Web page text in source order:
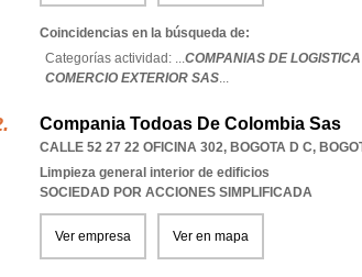
Coincidencias en la búsqueda de:
Categorías actividad: ...COMPANIAS DE
COMERCIO EXTERIOR SAS...
Compania Todoas De Colombia Sas
CALLE 52 27 22 OFICINA 302, BOGOTA D C,
Limpieza general interior de edificios
SOCIEDAD POR ACCIONES SIMPLIFICADA
Ver empresa Ver en mapa